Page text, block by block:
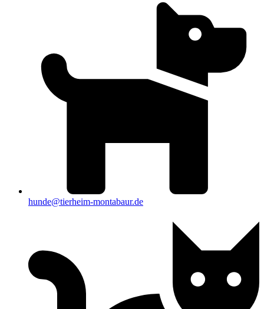
hunde@tierheim-montabaur.de